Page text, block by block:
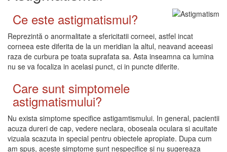
Ce este astigmatismul?
Reprezintă o anormalitate a sfericitatii corneei, astfel incat
corneea este diferita de la un meridian la altul, neavand aceeasi
raza de curbura pe toata suprafata sa. Asta inseamna ca lumina
nu se va focaliza in acelasi punct, ci in puncte diferite.
Care sunt simptomele
astigmatismului?
Nu exista simptome specifice astigamtismului. In general, pacientii
acuza dureri de cap, vedere neclara, oboseala oculara si acuitate
vizuala scazuta in special pentru obiectele apropiate. Dupa cum
am spus, aceste simptome sunt nespecifice si nu sugereaza